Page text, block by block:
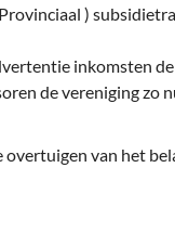
)
inkomsten de
de vereniging zo
overtuigen van het